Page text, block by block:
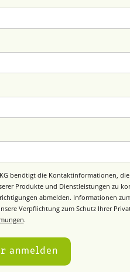
benötigt die Kontaktinformationen,
Produkte und Dienstleistungen zu
abmelden. Informationen
Verpflichtung zum Schutz Ihrer
.